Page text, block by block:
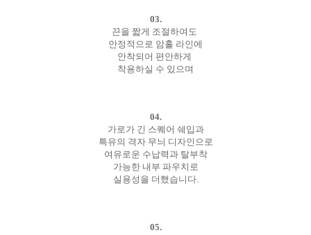
03.
끈을 짧게 조절하여도
안정적으로 암홀 라인에
안착되어 편안하게
착용하실 수 있으며
04.
가로가 긴 스퀘어 쉐입과
특유의 격자 무늬 디자인으로
여유로운 수납력과 탈부착
가능한 내부 파우치로
실용성을 더했습니다.
05.